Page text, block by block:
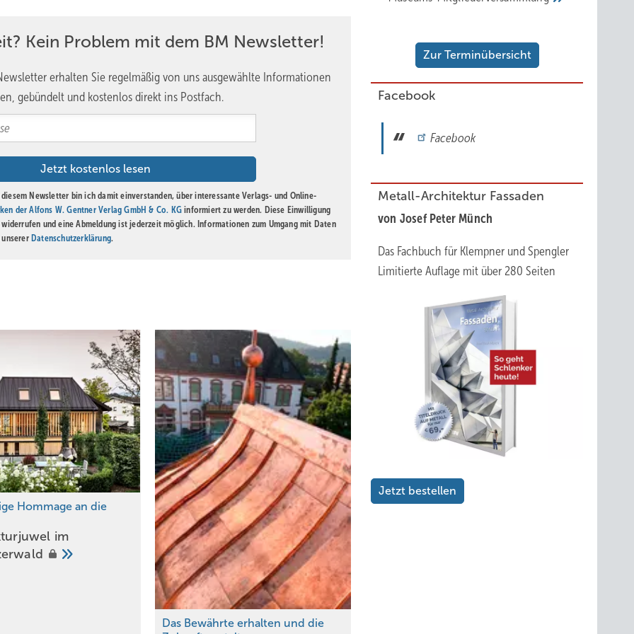
Beteiligten an, wie ungewohnt es ist, so frei und – im wahrsten Sinne
es auf die elastischen Arbeitsunterlagen. Zusammen mit den
Werkstattbereiche.
– die ersten Schläge auf das Blech gesetzt, erfüllt ein vielstimmiges,
Rhythmus, mal schneller, mal langsamer, nur unterbrochen durch
ab diesem Moment sind die bereitgestellten Ohrstöpsel ein
Reportage
Ein Paradies für Maurer und
Dachhandwerker
Kein Problem mit dem BM Newsletter!
erhalten Sie regelmäßig von uns ausgewählte Informationen
gebündelt und kostenlos direkt ins Postfach.
diesem Newsletter bin ich damit einverstanden, über interessante Verlags- und Online-
der Alfons W. Gentner Verlag GmbH & Co. KG informiert zu werden. Diese Einwilligung
und eine Abmeldung ist jederzeit möglich. Informationen zum Umgang mit Daten
Datenschutzerklärung.
Hommage an die
im
Das Bewährte erhalten und die
Zur Terminübersicht
Facebook
Facebook
Metall-Architektur Fassaden
von Josef Peter Münch
Das Fachbuch für Klempner und Spengler
Limitierte Auflage mit über 280 Seiten
Jetzt bestellen